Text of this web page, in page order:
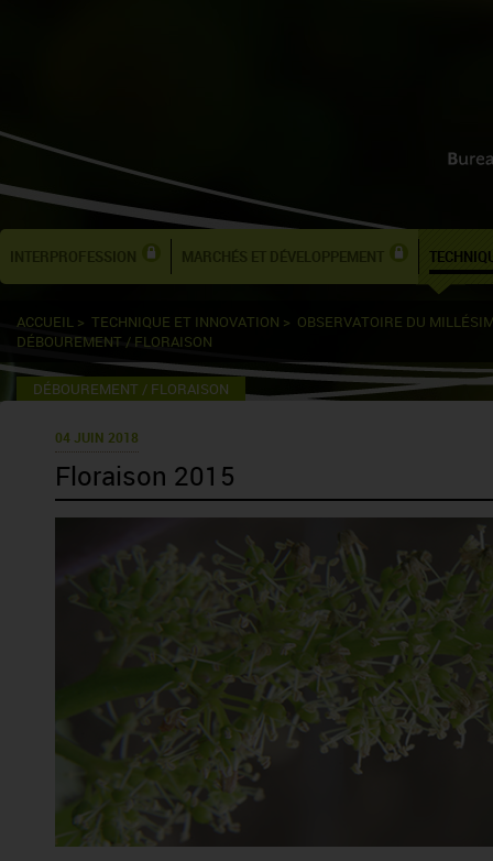
INTERPROFESSION MARCHÉS ET DÉVELOPPEMENT
ACCUEIL > TECHNIQUE ET INNOVATION > OBSERVATOIRE DU
DÉBOUREMENT / FLORAISON
DÉBOUREMENT / FLORAISON
04 JUIN 2018
Floraison 2015